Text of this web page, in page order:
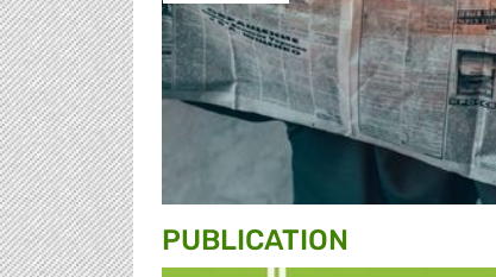
PUBLICATION